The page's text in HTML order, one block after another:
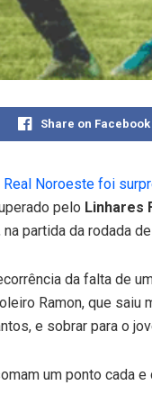
Share on Facebook
Real Noroeste foi
pelo Linhares
partida da rodada
da falta de
Ramon, que saiu
e sobrar para o
um ponto cada e